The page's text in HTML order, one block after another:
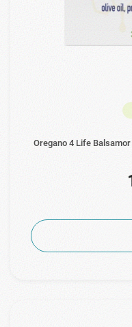
Oregano 4 Life Balsamor